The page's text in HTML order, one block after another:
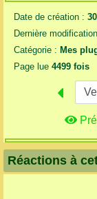
Date de création :
Dernière
Catégorie : Mes
Page lue 4499 fois
Réactions à